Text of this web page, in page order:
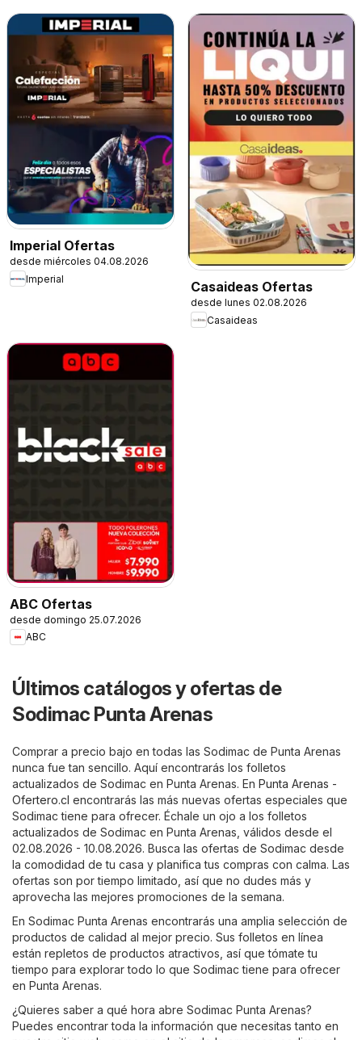
Imperial Ofertas
desde miércoles 04.08.2026
Imperial
Casaideas Ofertas
desde lunes 02.08.2026
Casaideas
ABC Ofertas
desde domingo 25.07.2026
ABC
Últimos catálogos y ofertas de
Sodimac Punta Arenas
Comprar a precio bajo en todas las Sodimac de Punta Arenas
nunca fue tan sencillo. Aquí encontrarás los folletos
actualizados de Sodimac en Punta Arenas. En Punta Arenas -
Ofertero.cl encontrarás las más nuevas ofertas especiales que
Sodimac tiene para ofrecer. Échale un ojo a los folletos
actualizados de Sodimac en Punta Arenas, válidos desde el
02.08.2026 - 10.08.2026. Busca las ofertas de Sodimac desde
la comodidad de tu casa y planifica tus compras con calma. Las
ofertas son por tiempo limitado, así que no dudes más y
aprovecha las mejores promociones de la semana.
En Sodimac Punta Arenas encontrarás una amplia selección de
productos de calidad al mejor precio. Sus folletos en línea
están repletos de productos atractivos, así que tómate tu
tiempo para explorar todo lo que Sodimac tiene para ofrecer
en Punta Arenas.
¿Quieres saber a qué hora abre Sodimac Punta Arenas?
Puedes encontrar toda la información que necesitas tanto en